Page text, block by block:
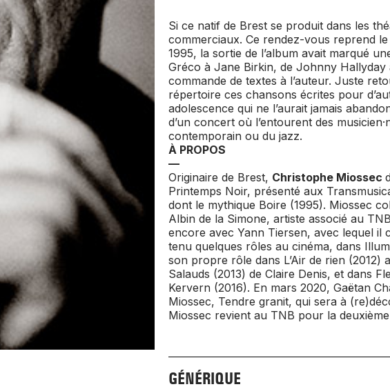
Si ce natif de Brest se produit dans les
commerciaux. Ce rendez-vous reprend le
1995, la sortie de l’album avait marqué
Gréco à Jane Birkin, de Johnny Hallyday
commande de textes à l’auteur. Juste
répertoire ces chansons écrites pour
adolescence qui ne l’aurait jamais
d’un concert où l’entourent des
contemporain ou du jazz.
À PROPOS
—
Originaire de Brest, Christophe Miossec
Printemps Noir, présenté aux
dont le mythique Boire (1995). Miossec
Albin de la Simone, artiste associé au
encore avec Yann Tiersen, avec lequel il
tenu quelques rôles au cinéma, dans
son propre rôle dans L’Air de rien (2012)
Salauds (2013) de Claire Denis, et dans
Kervern (2016). En mars 2020, Gaëtan
Miossec, Tendre granit, qui sera à
Miossec revient au TNB pour la
GÉNÉRIQUE